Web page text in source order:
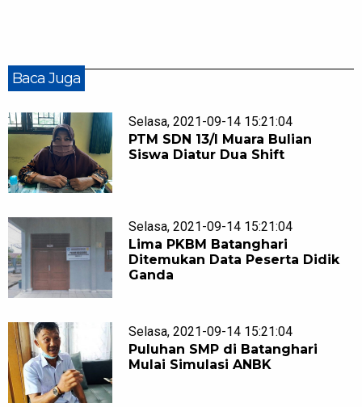
Baca Juga
Selasa, 2021-09-14 15:21:04
PTM SDN 13/I Muara Bulian
Siswa Diatur Dua Shift
Selasa, 2021-09-14 15:21:04
Lima PKBM Batanghari
Ditemukan Data Peserta Didik
Ganda
Selasa, 2021-09-14 15:21:04
Puluhan SMP di Batanghari
Mulai Simulasi ANBK